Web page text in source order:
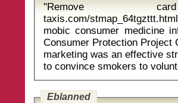
"Remove
taxis.com/
mobic consumer medicine information
Consumer Protection Project
marketing was an effective
Eblanned